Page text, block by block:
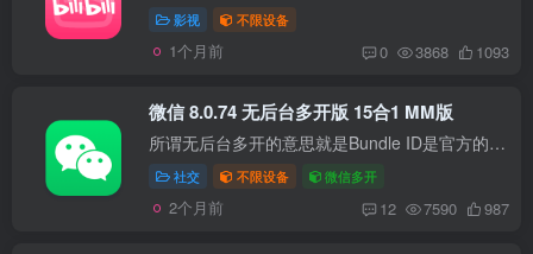
影视 不限设备
1个月前 0 3868 1093
微信 8.0.74 无后台多开版 15合1 MM版
所谓无后台多开的意思就是Bundle ID是官方的内测标识符； 标识符为：【com.tencent.mm.xin】； 此标识符属于内测使用的，标识符不能再次修改，修改会导致无法实现【无后台推送】； 兼容性 iPhon...
社交 不限设备 微信多开
2个月前 12 7590 987